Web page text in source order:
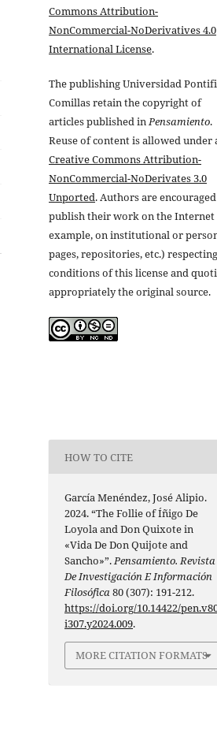
Commons Attribution-
NonCommercial-NoDerivatives 4.0
International License.
The publishing Universidad
Comillas retain the copyright of
articles published inPensamiento.
Reuse of content is allowed under
Creative Commons Attribution-
NonCommercial-NoDerivates 3.0
Unported. Authors are
publish their work on the
example, on institutional or
pages, repositories, etc.)
conditions of this license and
appropriately the original source.
HOW TO CITE
García Menéndez, José Alipio.
2024. “The Follie of Íñigo De
Loyola and Don Quixote in
«Vida De Don Quijote and
Sancho»”.Pensamiento. Revista
De Investigación E Información
Filosófica80 (307): 191-212.
https://doi.org/10.14422/
i307.y2024.009.
MORE CITATION FORMATS